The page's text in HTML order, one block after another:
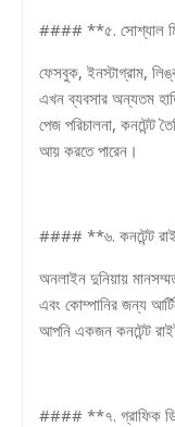
#### **৫. সোশ্যাল
ফেসবুক, ইনস্টাগ্রাম,
এখন ব্যবসার অন্যতম
পেজ পরিচালনা, কনটেন্ট
আয় করতে পারেন।
#### **৬. কনটেন্ট
অনলাইন দুনিয়ায়
এবং কোম্পানির জন্য
আপনি একজন কনটেন্ট
#### **৭. গ্রাফিক